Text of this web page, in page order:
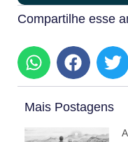
Compartilhe esse
Mais Postagens